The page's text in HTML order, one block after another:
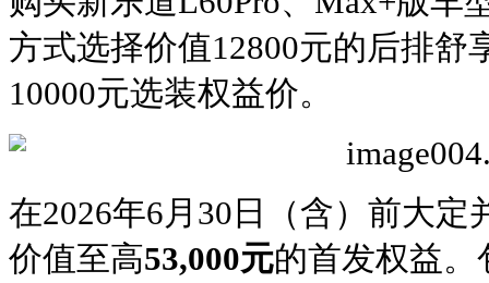
方式选择价值12800元的后排舒
10000元选装权益价。
在2026年6月30日（含）前大
价值至高53,000元的首发权益